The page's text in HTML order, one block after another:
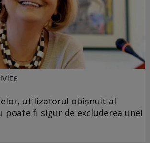
utilizatorul obișnuit al
poate fi sigur de excluderea unei